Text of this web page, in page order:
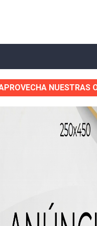
entre EEUU e
Locas”
NUESTRAS